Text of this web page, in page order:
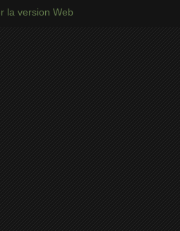
la version Web